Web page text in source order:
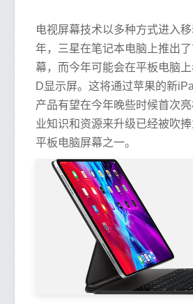
电视屏幕技术以多种方式进入
年，三星在笔记本电脑上推出
幕，而今年可能会在平板电脑
D显示屏。这将通过苹果的新
产品有望在今年晚些时候首次
业知识和资源来升级已经被吹
平板电脑屏幕之一。